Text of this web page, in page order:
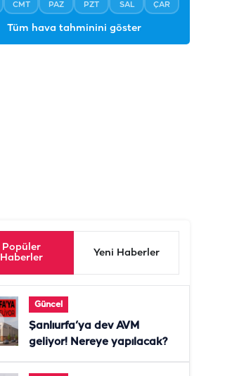
CMT PAZ PZT SAL ÇAR
Tüm hava tahminini göster
Popüler
Haberler
Yeni Haberler
Güncel
Şanlıurfa’ya dev AVM
geliyor! Nereye yapılacak?